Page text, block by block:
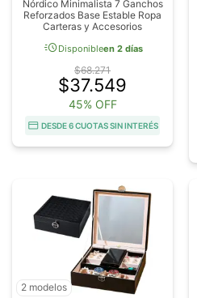
Nórdico Minimalista 7 Ganchos
Reforzados Base Estable Ropa
Carteras y Accesorios
acuteDisponibleen 2 días
$68.271
$37.549
45% OFF
DESDE 6 CUOTAS SIN INTERÉS
2 modelos